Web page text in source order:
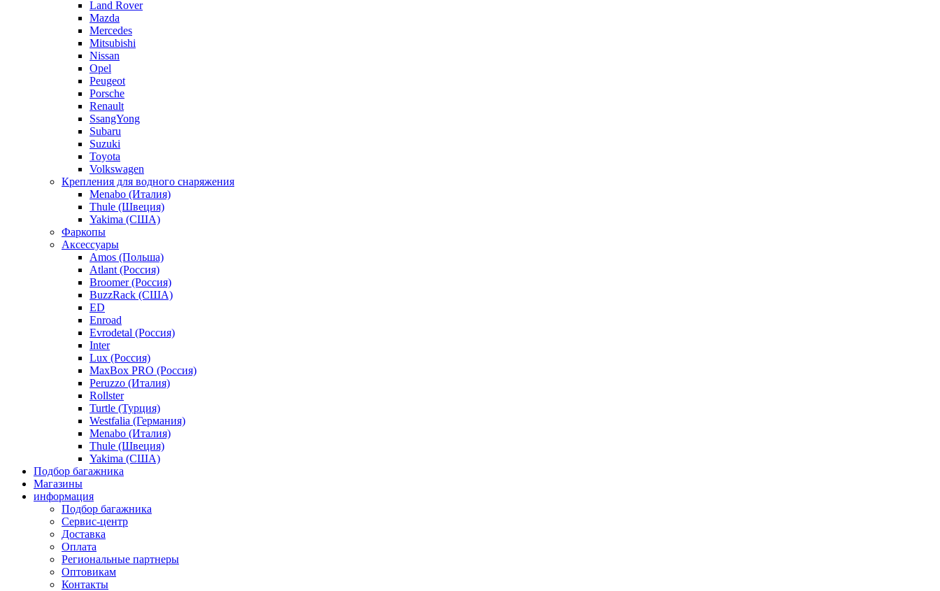
Land Rover
Mazda
Mercedes
Mitsubishi
Nissan
Opel
Peugeot
Porsche
Renault
SsangYong
Subaru
Suzuki
Toyota
Volkswagen
Крепления для водного снаряжения
Menabo (Италия)
Thule (Швеция)
Yakima (США)
Фаркопы
Аксессуары
Amos (Польша)
Atlant (Россия)
Broomer (Россия)
BuzzRack (США)
ED
Enroad
Evrodetal (Россия)
Inter
Lux (Россия)
MaxBox PRO (Россия)
Peruzzo (Италия)
Rollster
Turtle (Турция)
Westfalia (Германия)
Menabo (Италия)
Thule (Швеция)
Yakima (США)
Подбор багажника
Магазины
информация
Подбор багажника
Сервис-центр
Доставка
Оплата
Региональные партнеры
Оптовикам
Контакты